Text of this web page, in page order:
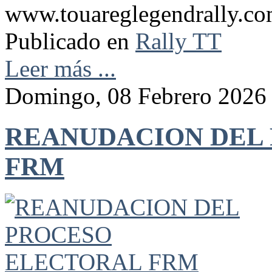
Publicado en Rally TT
Leer más ...
Domingo, 08 Febrero
REANUDACION DEL
FRM